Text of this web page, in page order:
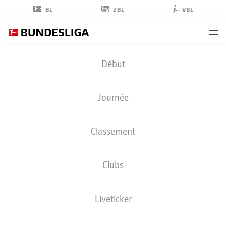
BL 2BL VBL
Début
Journée
Classement
Clubs
Liveticker